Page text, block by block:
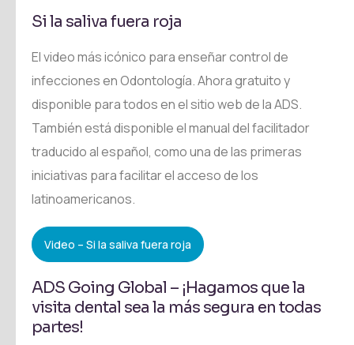
Si la saliva fuera roja
El video más icónico para enseñar control de
infecciones en Odontología. Ahora gratuito y
disponible para todos en el sitio web de la ADS.
También está disponible el manual del facilitador
traducido al español, como una de las primeras
iniciativas para facilitar el acceso de los
latinoamericanos.
Video – Si la saliva fuera roja
ADS Going Global – ¡Hagamos que la
visita dental sea la más segura en todas
partes!